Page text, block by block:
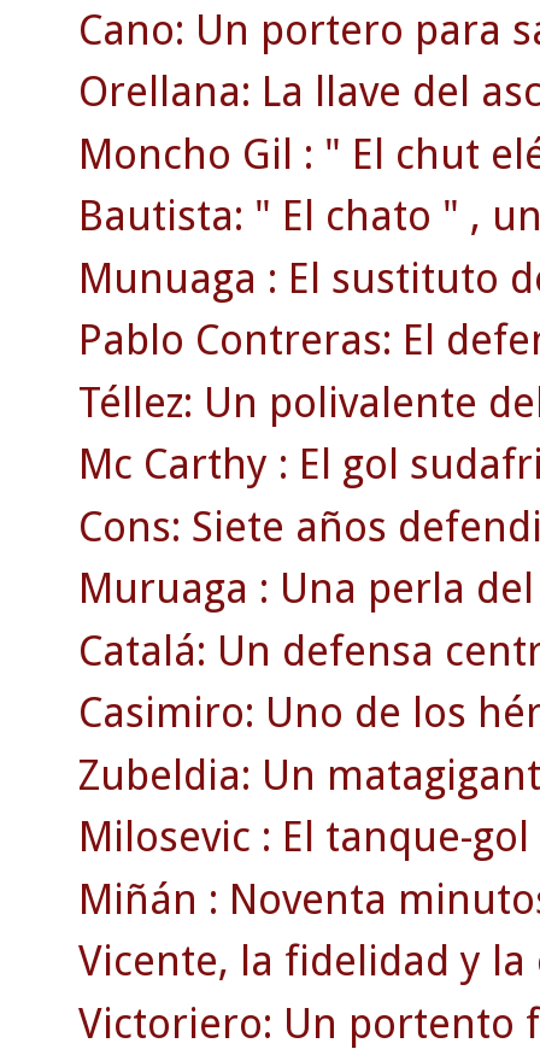
Cano: Un portero para
Orellana: La llave del
Moncho Gil : " El chut
Bautista: " El chato " ,
Munuaga : El sustituto
Pablo Contreras: El
Téllez: Un polivalente
Mc Carthy : El gol
Cons: Siete años
Muruaga : Una perla
Catalá: Un defensa
Casimiro: Uno de los
Zubeldia: Un
Milosevic : El tanque-
Miñán : Noventa
Vicente, la fidelidad y
Victoriero: Un portento